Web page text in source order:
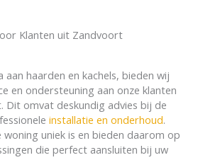
Klanten uit Zandvoort
aan haarden en kachels, bieden wij
en ondersteuning aan onze klanten
Dit omvat deskundig advies bij de
installatie en onderhoud.
uniek is en bieden daarom op
die perfect aansluiten bij uw